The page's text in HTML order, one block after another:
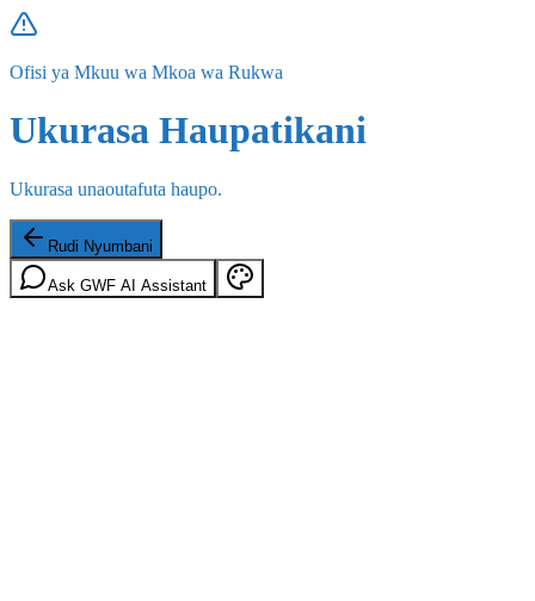
Ofisi ya Mkuu wa Mkoa wa Rukwa
Ukurasa Haupatikani
Ukurasa unaoutafuta haupo.
Rudi Nyumbani
Ask GWF AI Assistant